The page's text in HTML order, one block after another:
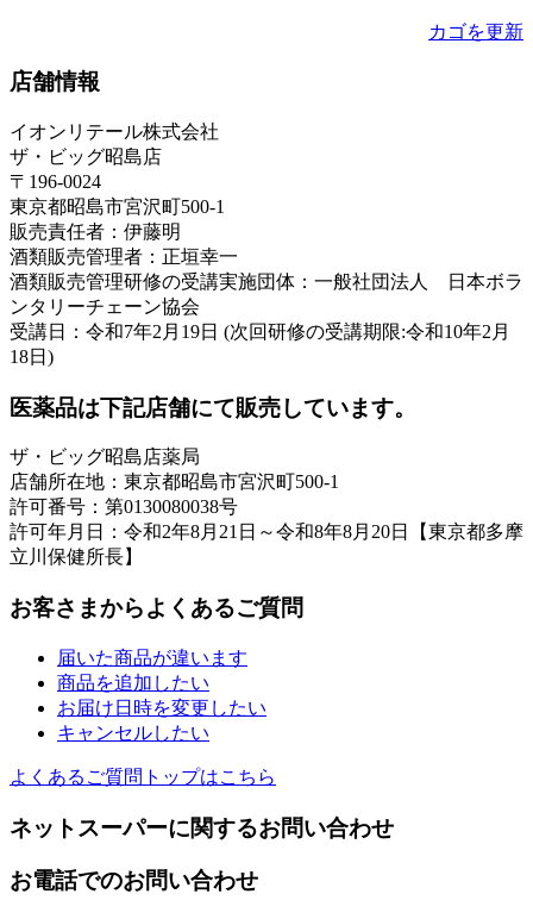
カゴを更新
店舗情報
イオンリテール株式会社
ザ・ビッグ昭島店
〒196-0024
東京都昭島市宮沢町500-1
販売責任者：伊藤明
酒類販売管理者：正垣幸一
酒類販売管理研修の受講実施団体：一般社団法人 日本ボラ
ンタリーチェーン協会
受講日：令和7年2月19日 (次回研修の受講期限:令和10年2月
18日)
医薬品は下記店舗にて販売しています。
ザ・ビッグ昭島店薬局
店舗所在地：東京都昭島市宮沢町500-1
許可番号：第0130080038号
許可年月日：令和2年8月21日～令和8年8月20日【東京都多摩
立川保健所長】
お客さまからよくあるご質問
届いた商品が違います
商品を追加したい
お届け日時を変更したい
キャンセルしたい
よくあるご質問トップはこちら
ネットスーパーに関するお問い合わせ
お電話でのお問い合わせ